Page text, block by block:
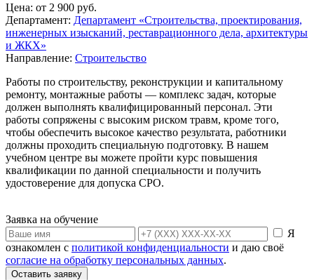
Цена: от 2 900 руб.
Департамент: Департамент «Строительства, проектирования,
инженерных изысканий, реставрационного дела, архитектуры
и ЖКХ»
Направление: Строительство
Работы по строительству, реконструкции и капитальному
ремонту, монтажные работы — комплекс задач, которые
должен выполнять квалифицированный персонал. Эти
работы сопряжены с высоким риском травм, кроме того,
чтобы обеспечить высокое качество результата, работники
должны проходить специальную подготовку. В нашем
учебном центре вы можете пройти курс повышения
квалификации по данной специальности и получить
удостоверение для допуска СРО.
Заявка на обучение
Я
ознакомлен с политикой конфиденциальности и даю своё
согласие на обработку персональных данных.
Оставить заявку